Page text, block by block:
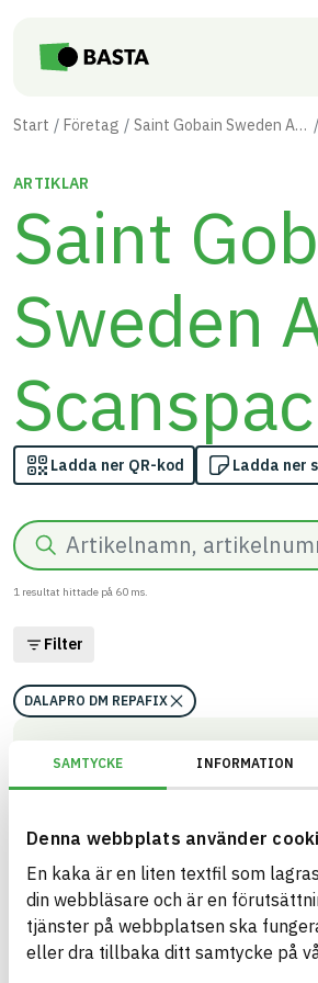
SAMTYCKE INFORMATION
Denna webbplats använder
En kaka är en liten textfil som
din webbläsare och är en
tjänster på webbplatsen ska
eller dra tillbaka ditt samtycke på
Start Företag Saint Gobain Sweden AB - Scanspac
ARTIKLAR
Saint
Sweden
Scanspac
Ladda ner QR-kod Ladda ner
Sök
1 resultat hittade på 60 ms.
Filter
DALAPRO DM REPAFIX
DALAPRO DM REPAFIX
BK04-KOD
GTIN
17391578206353
Scanspac
Dalapro
BASTA ID
596884
HÄLSO- OCH MILJÖ­FARLIGHET